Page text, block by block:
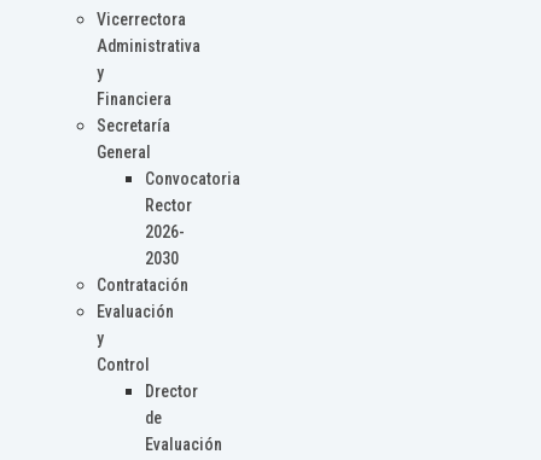
Vicerrectora
Administrativa
y
Financiera
Secretaría
General
Convocatoria
Rector
2026-
2030
Contratación
Evaluación
y
Control
Drector
de
Evaluación